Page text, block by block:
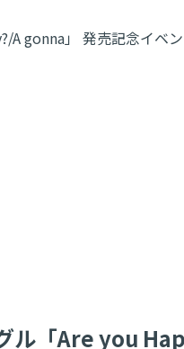
gonna」 発売記念イベ
「Are you